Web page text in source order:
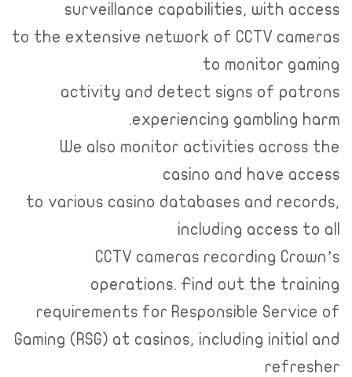
surveillance capabilities, with access
to the extensive network of CCTV cameras
to monitor gaming
activity and detect signs of patrons
experiencing gambling harm.
We also monitor activities across the
casino and have access
to various casino databases and records,
including access to all
CCTV cameras recording Crown’s
operations. Find out the training
requirements for Responsible Service of
Gaming (RSG) at casinos, including initial and
refresher